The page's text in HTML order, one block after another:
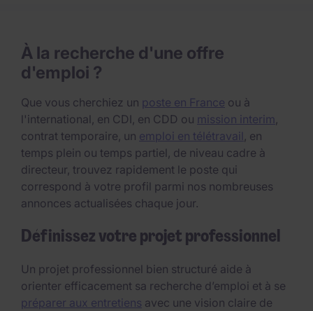
À la recherche d'une offre
d'emploi ?
Que vous cherchiez un poste en France ou à
l'international, en CDI, en CDD ou mission interim ,
contrat temporaire, un emploi en télétravail , en
temps plein ou temps partiel, de niveau cadre à
directeur, trouvez rapidement le poste qui
correspond à votre profil parmi nos nombreuses
annonces actualisées chaque jour.
Définissez votre projet professionnel
Un projet professionnel bien structuré aide à
orienter efficacement sa recherche d’emploi et à se
préparer aux entretiens avec une vision claire de